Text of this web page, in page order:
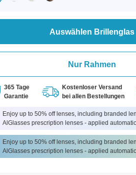
Auswählen Brillenglas
Nur Rahmen
365 Tage
Garantie
Kostenloser Versand
bei allen Bestellungen
Enjoy up to 50% off lenses, including branded
AlGlasses prescription lenses - applied
Enjoy up to 50% off lenses, including branded
AlGlasses prescription lenses - applied